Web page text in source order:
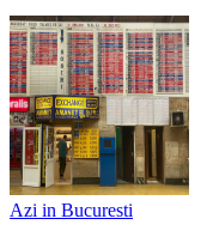
Azi in Bucuresti